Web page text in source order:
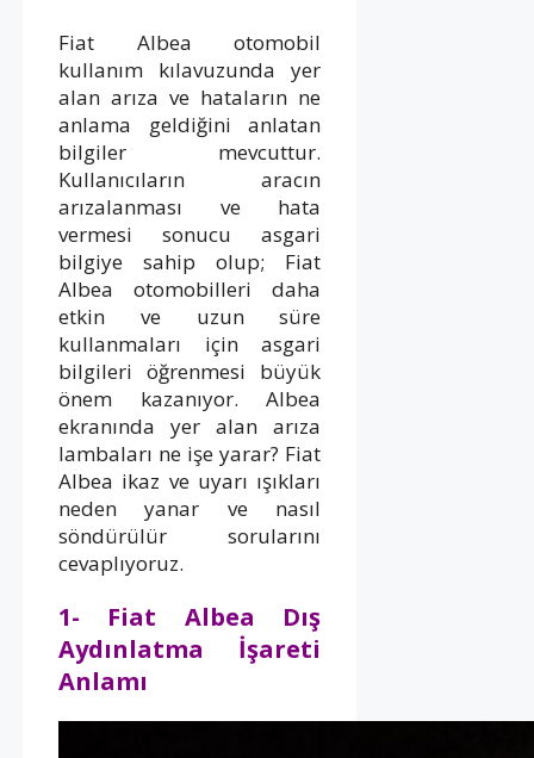
Fiat Albea otomobil
kullanım kılavuzunda yer
alan arıza ve hataların ne
anlama geldiğini anlatan
bilgiler mevcuttur.
Kullanıcıların aracın
arızalanması ve hata
vermesi sonucu asgari
bilgiye sahip olup; Fiat
Albea otomobilleri daha
etkin ve uzun süre
kullanmaları için asgari
bilgileri öğrenmesi büyük
önem kazanıyor. Albea
ekranında yer alan arıza
lambaları ne işe yarar? Fiat
Albea ikaz ve uyarı ışıkları
neden yanar ve nasıl
söndürülür sorularını
cevaplıyoruz.
1- Fiat Albea Dış
Aydınlatma İşareti
Anlamı